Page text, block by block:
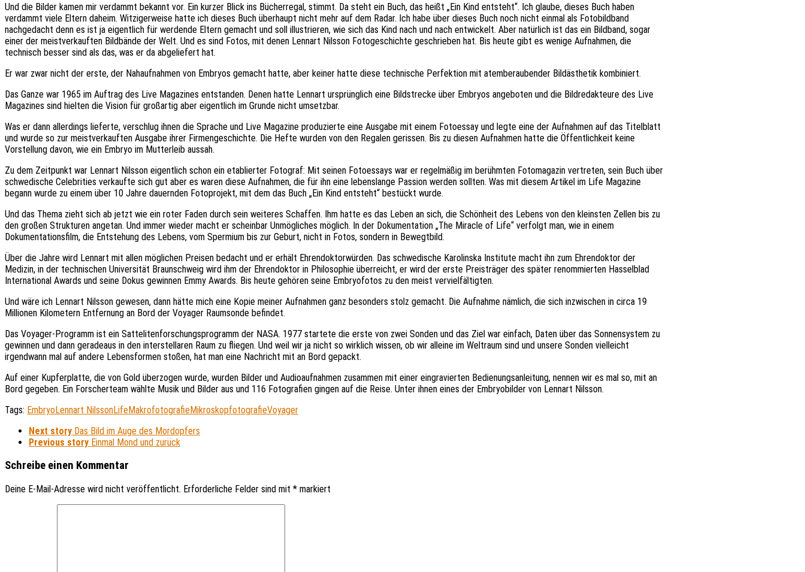
Und die Bilder kamen mir verdammt bekannt vor. Ein kurzer Blick ins Bücherregal, stimmt. Da steht ein Buch, das heißt „Ein Kind entsteht“. Ich glaube, dieses Buch haben
verdammt viele Eltern daheim. Witzigerweise hatte ich dieses Buch überhaupt nicht mehr auf dem Radar. Ich habe über dieses Buch noch nicht einmal als Fotobildband
nachgedacht denn es ist ja eigentlich für werdende Eltern gemacht und soll illustrieren, wie sich das Kind nach und nach entwickelt. Aber natürlich ist das ein Bildband, sogar
einer der meistverkauften Bildbände der Welt. Und es sind Fotos, mit denen Lennart Nilsson Fotogeschichte geschrieben hat. Bis heute gibt es wenige Aufnahmen, die
technisch besser sind als das, was er da abgeliefert hat.
Er war zwar nicht der erste, der Nahaufnahmen von Embryos gemacht hatte, aber keiner hatte diese technische Perfektion mit atemberaubender Bildästhetik kombiniert.
Das Ganze war 1965 im Auftrag des Live Magazines entstanden. Denen hatte Lennart ursprünglich eine Bildstrecke über Embryos angeboten und die Bildredakteure des Live
Magazines sind hielten die Vision für großartig aber eigentlich im Grunde nicht umsetzbar.
Was er dann allerdings lieferte, verschlug ihnen die Sprache und Live Magazine produzierte eine Ausgabe mit einem Fotoessay und legte eine der Aufnahmen auf das Titelblatt
und wurde so zur meistverkauften Ausgabe ihrer Firmengeschichte. Die Hefte wurden von den Regalen gerissen. Bis zu diesen Aufnahmen hatte die Öffentlichkeit keine
Vorstellung davon, wie ein Embryo im Mutterleib aussah.
Zu dem Zeitpunkt war Lennart Nilsson eigentlich schon ein etablierter Fotograf: Mit seinen Fotoessays war er regelmäßig im berühmten Fotomagazin vertreten, sein Buch über
schwedische Celebrities verkaufte sich gut aber es waren diese Aufnahmen, die für ihn eine lebenslange Passion werden sollten. Was mit diesem Artikel im Life Magazine
begann wurde zu einem über 10 Jahre dauernden Fotoprojekt, mit dem das Buch „Ein Kind entsteht“ bestückt wurde.
Und das Thema zieht sich ab jetzt wie ein roter Faden durch sein weiteres Schaffen. Ihm hatte es das Leben an sich, die Schönheit des Lebens von den kleinsten Zellen bis zu
den großen Strukturen angetan. Und immer wieder macht er scheinbar Unmögliches möglich. In der Dokumentation „The Miracle of Life“ verfolgt man, wie in einem
Dokumentationsfilm, die Entstehung des Lebens, vom Spermium bis zur Geburt, nicht in Fotos, sondern in Bewegtbild.
Über die Jahre wird Lennart mit allen möglichen Preisen bedacht und er erhält Ehrendoktorwürden. Das schwedische Karolinska Institute macht ihn zum Ehrendoktor der
Medizin, in der technischen Universität Braunschweig wird ihm der Ehrendoktor in Philosophie überreicht, er wird der erste Preisträger des später renommierten Hasselblad
International Awards und seine Dokus gewinnen Emmy Awards. Bis heute gehören seine Embryofotos zu den meist vervielfältigten.
Und wäre ich Lennart Nilsson gewesen, dann hätte mich eine Kopie meiner Aufnahmen ganz besonders stolz gemacht. Die Aufnahme nämlich, die sich inzwischen in circa 19
Millionen Kilometern Entfernung an Bord der Voyager Raumsonde befindet.
Das Voyager-Programm ist ein Sattelitenforschungsprogramm der NASA. 1977 startete die erste von zwei Sonden und das Ziel war einfach, Daten über das Sonnensystem zu
gewinnen und dann geradeaus in den interstellaren Raum zu fliegen. Und weil wir ja nicht so wirklich wissen, ob wir alleine im Weltraum sind und unsere Sonden vielleicht
irgendwann mal auf andere Lebensformen stoßen, hat man eine Nachricht mit an Bord gepackt.
Auf einer Kupferplatte, die von Gold überzogen wurde, wurden Bilder und Audioaufnahmen zusammen mit einer eingravierten Bedienungsanleitung, nennen wir es mal so, mit an
Bord gegeben. Ein Forscherteam wählte Musik und Bilder aus und 116 Fotografien gingen auf die Reise. Unter ihnen eines der Embryobilder von Lennart Nilsson.
Tags: EmbryoLennart NilssonLifeMakrofotografieMikroskopfotografieVoyager
Next story Das Bild im Auge des Mordopfers
Previous story Einmal Mond und zurück
Schreibe einen Kommentar
Deine E-Mail-Adresse wird nicht veröffentlicht. Erforderliche Felder sind mit * markiert